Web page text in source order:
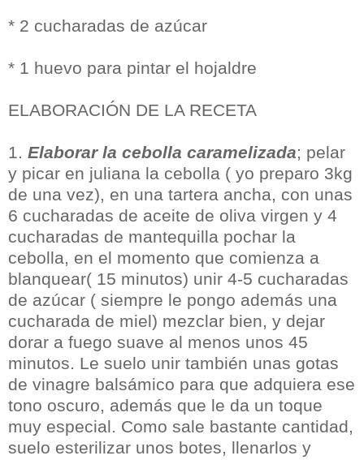
* 2 cucharadas de azúcar
* 1 huevo para pintar el hojaldre
ELABORACIÓN DE LA RECETA
1. Elaborar la cebolla caramelizada; pelar
y picar en juliana la cebolla ( yo preparo 3kg
de una vez), en una tartera ancha, con unas
6 cucharadas de aceite de oliva virgen y 4
cucharadas de mantequilla pochar la
cebolla, en el momento que comienza a
blanquear( 15 minutos) unir 4-5 cucharadas
de azúcar ( siempre le pongo además una
cucharada de miel) mezclar bien, y dejar
dorar a fuego suave al menos unos 45
minutos. Le suelo unir también unas gotas
de vinagre balsámico para que adquiera ese
tono oscuro, además que le da un toque
muy especial. Como sale bastante cantidad,
suelo esterilizar unos botes, llenarlos y